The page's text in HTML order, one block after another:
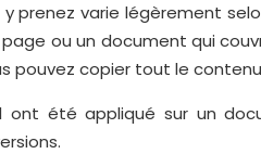
prenez varie légèrement
ou un document qui
pouvez copier tout le
été appliqué sur un